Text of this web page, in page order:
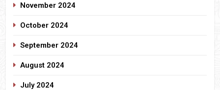
November 2024
October 2024
September 2024
August 2024
July 2024